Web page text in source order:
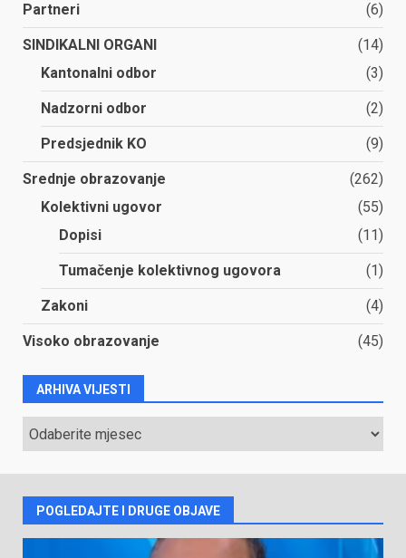
Partneri (6)
SINDIKALNI ORGANI
(14)
Kantonalni odbor
(3)
Nadzorni odbor (2)
Predsjednik KO (9)
Srednje obrazovanje
(262)
Kolektivni ugovor
(55)
Dopisi
(11)
Tumačenje kolektivnog ugovora (1)
Zakoni (4)
Visoko obrazovanje (45)
ARHIVA VIJESTI
ARHIVA
VIJESTI
POGLEDAJTE I DRUGE OBJAVE